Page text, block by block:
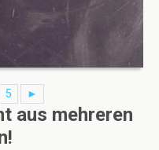
5 ►
aus mehreren